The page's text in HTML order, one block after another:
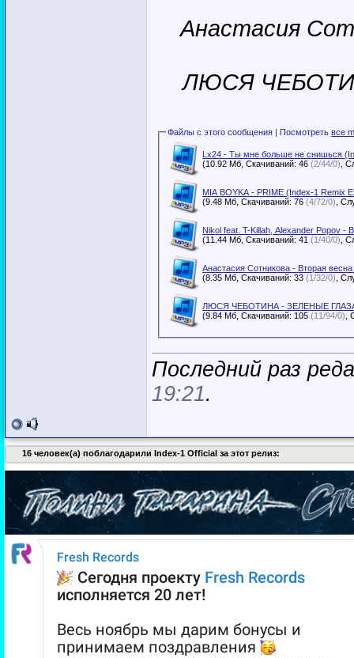
Анастасия
ЛЮСЯ
Файлы с этого сообщения | Посмотретьвсе
(10.92 Мб, Скачиваний: 46(2/44/0)
MIA BOYKA - PRIME (Index-1 Remix
(9.48 Мб, Скачиваний: 76(4/72/0)
(11.44 Мб, Скачиваний: 41(1/40/0)
Анастасия Сотникова - Вторая
(8.35 Мб, Скачиваний: 33(1/32/0)
ЛЮСЯ ЧЕБОТИНА - ЗЕЛЕНЫЕ ГЛАЗА
(9.84 Мб, Скачиваний: 105(11/94/0)
Последний раз
19:21.
16 человек(а) поблагодарили Index-1 Official за этот релиз: